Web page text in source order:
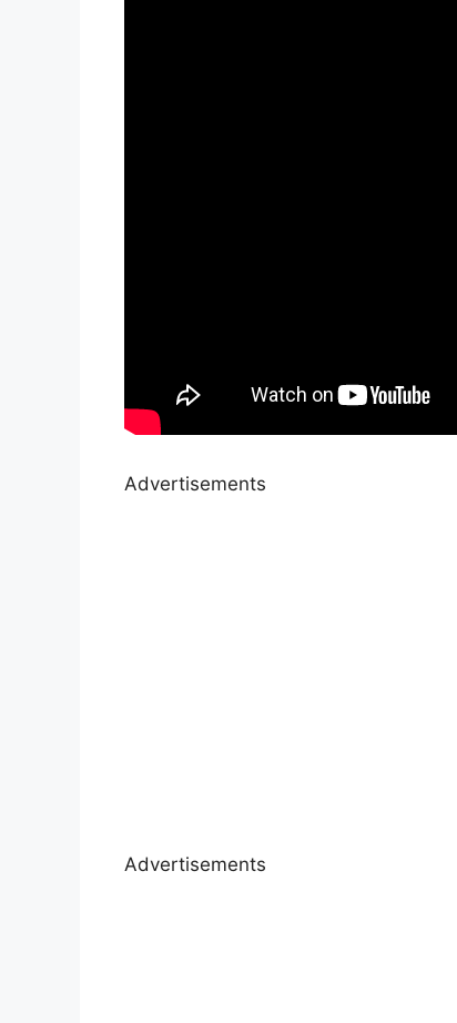
Advertisements
Advertisements